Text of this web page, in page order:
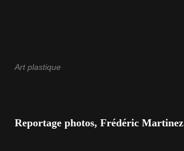
Art plastique
Reportage photos, Frédéric Martinez